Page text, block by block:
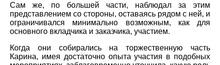
Сам же, по большей части, наблюдал за этим
представлением со стороны, оставаясь рядом с ней, и
ограничивался минимально возможным, как для
основного вкладчика и заказчика, участием.
Когда они собирались на торжественную часть
Карина, имея достаточно опыта участия в подобных